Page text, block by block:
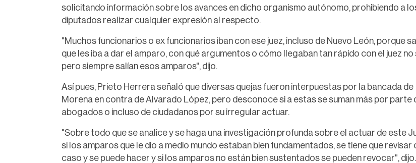
solicitando información sobre los avances en dicho organismo autónomo, prohibiendo a
diputados realizar cualquier expresión al respecto.
"Muchos funcionarios o ex funcionarios iban con ese juez, incluso de Nuevo León, porque
que les iba a dar el amparo, con qué argumentos o cómo llegaban tan rápido con el juez no
pero siempre salían esos amparos", dijo.
Así pues, Prieto Herrera señaló que diversas quejas fueron interpuestas por la bancada de
Morena en contra de Alvarado López, pero desconoce si a estas se suman más por parte
abogados o incluso de ciudadanos por su irregular actuar.
"Sobre todo que se analice y se haga una investigación profunda sobre el actuar de este
si los amparos que le dio a medio mundo estaban bien fundamentados, se tiene que revisar
caso y se puede hacer y si los amparos no están bien sustentados se pueden revocar", dijo.